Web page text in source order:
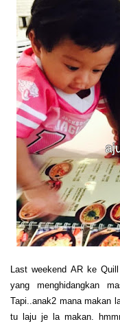
Last weekend AR ke
yang menghidangkan
Tapi..anak2 mana makan
tu laju je la makan.